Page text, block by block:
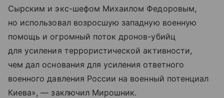
Сырским и экс-шефом Михаилом Федоровым,
но использовал возросшую западную военную
помощь и огромный поток дронов-убийц
для усиления террористической активности,
чем дал основания для усиления ответного
военного давления России на военный потенциал
Киева», — заключил Мирошник.